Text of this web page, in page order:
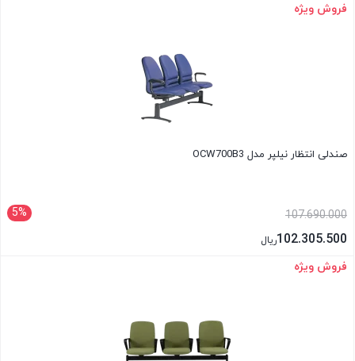
بستن
فروش ویژه
صندلی انتظار نیلپر مدل OCW700B3
5% 107.690.000
102.305.500ریال
بستن
فروش ویژه